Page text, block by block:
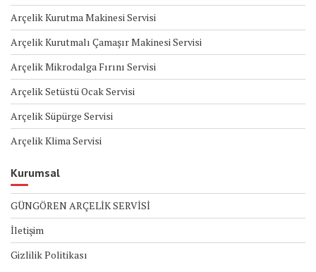
Arçelik Kurutma Makinesi Servisi
Arçelik Kurutmalı Çamaşır Makinesi Servisi
Arçelik Mikrodalga Fırını Servisi
Arçelik Setüstü Ocak Servisi
Arçelik Süpürge Servisi
Arçelik Klima Servisi
Kurumsal
GÜNGÖREN ARÇELİK SERVİSİ
İletişim
Gizlilik Politikası